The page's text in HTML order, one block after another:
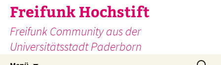
Zum
Inhalt
springen
Freifunk Hochstift
Freifunk Community aus der
Universitätsstadt Paderborn
Suchen